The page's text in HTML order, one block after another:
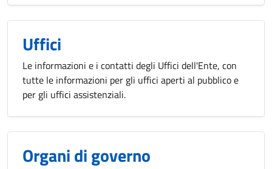
Uffici
Le informazioni e i contatti degli Uffici dell'Ente, con
tutte le informazioni per gli uffici aperti al pubblico e
per gli uffici assistenziali.
Organi di governo